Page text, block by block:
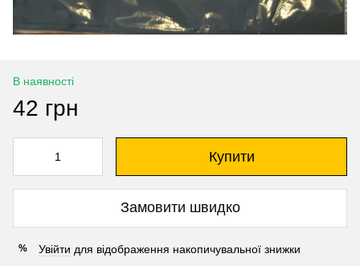
В наявності
42 грн
Купити
Замовити швидко
% Увійти для відображення накопичувальної знижки